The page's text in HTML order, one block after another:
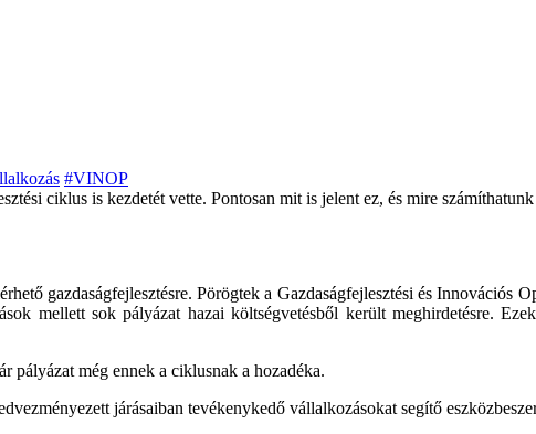
#VINOP
ciklus is kezdetét vette. Pontosan mit is jelent ez, és mire
gazdaságfejlesztésre. Pörögtek a Gazdaságfejlesztési és Innovációs
mellett sok pályázat hazai költségvetésből került meghirdetésre.
pályázat még ennek a ciklusnak a hozadéka.
járásaiban tevékenykedő vállalkozásokat segítő